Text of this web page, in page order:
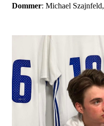
Dommer: Michael